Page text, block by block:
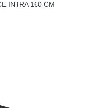
INTRA 160 CM